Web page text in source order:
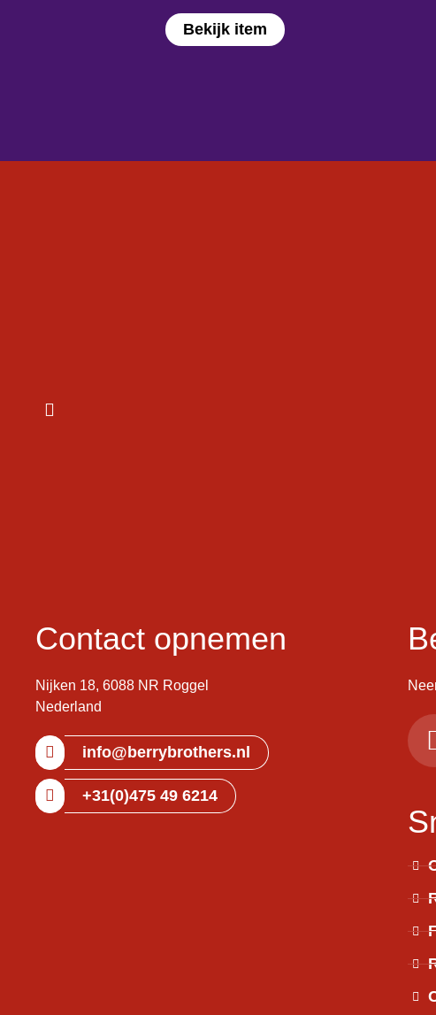
Bekijk item
Contact opnemen
Nijken 18, 6088 NR Roggel
Nederland
info@berrybrothers.nl
+31(0)475 49 6214